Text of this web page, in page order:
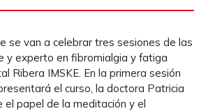
se van a celebrar tres sesiones de las
y experto en fibromialgia y fatiga
Ribera IMSKE. En la primera sesión
el curso, la doctora Patricia
el papel de la meditación y el